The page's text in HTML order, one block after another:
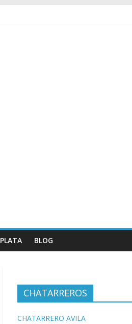
PLATA BLOG
CHATARREROS
CHATARRERO AVILA